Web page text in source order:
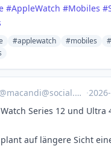
#AppleWatch #Mobiles #
#applewatch #mobiles
@macandi@social.heise.de ·
Series 12 und Ultra
auf längere Sicht